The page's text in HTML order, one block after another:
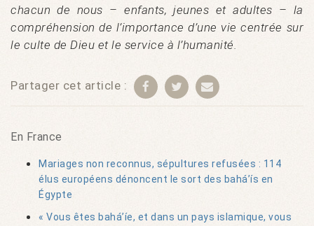
chacun de nous – enfants, jeunes et adultes – la
compréhension de l’importance d’une vie centrée sur
le culte de Dieu et le service à l’humanité.
Partager cet article :
En France
Mariages non reconnus, sépultures refusées : 114
élus européens dénoncent le sort des bahá’ís en
Égypte
« Vous êtes bahá’íe, et dans un pays islamique, vous